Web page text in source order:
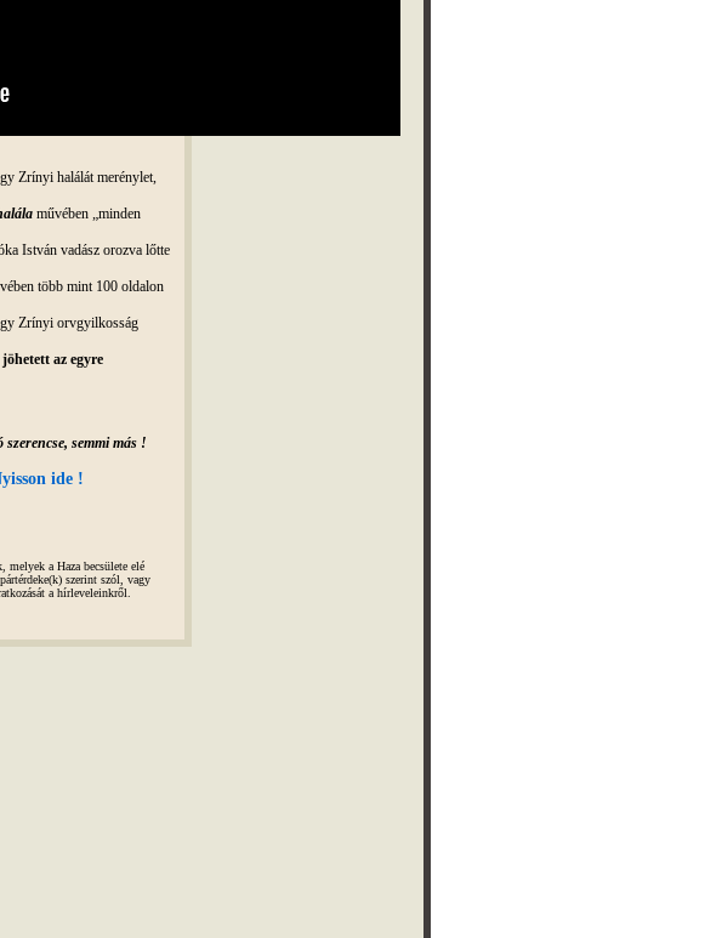
Zrínyi halálát merénylet,
művében „minden
István vadász orozva lőtte
több mint 100 oldalon
Zrínyi orvgyilkosság
az egyre
szerencse, semmi más !
ide !
melyek a Haza becsülete elé
szerint szól, vagy
a hírleveleinkről.